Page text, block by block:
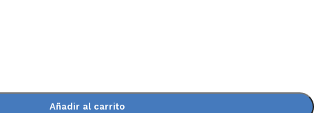
Añadir al carrito